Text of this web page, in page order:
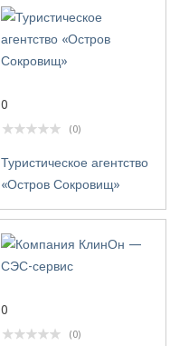
0
(0)
Туристическое агентство
«Остров Сокровищ»
0
(0)